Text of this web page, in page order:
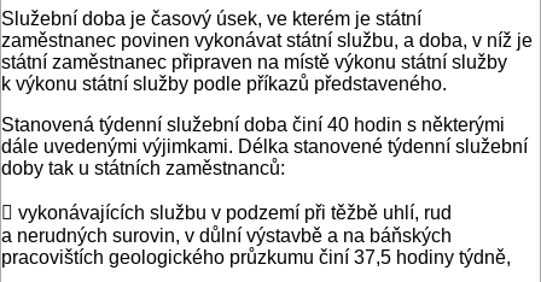
Služební doba je časový úsek, ve kterém je státní
zaměstnanec povinen vykonávat státní službu, a doba, v níž je
státní zaměstnanec připraven na místě výkonu státní služby
k výkonu státní služby podle příkazů představeného.
Stanovená týdenní služební doba činí 40 hodin s některými
dále uvedenými výjimkami. Délka stanovené týdenní služební
doby tak u státních zaměstnanců:
 vykonávajících službu v podzemí při těžbě uhlí, rud
a nerudných surovin, v důlní výstavbě a na báňských
pracovištích geologického průzkumu činí 37,5 hodiny týdně,